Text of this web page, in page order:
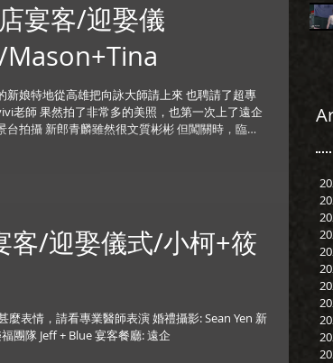
宴客/迎娶儀
Mason+Tina
新娘特地從高雄把向詠大師請上來 也聘請了超專
老師 果然拍了非常多的美照，也第一次上了遠企
台拍攝 新郎青麟雖然很文質彬彬 但闖關時，臨時
客/迎娶儀式/小柯+筱
娘秘書: Vanessa O Makeup Studio Mico Wen 婚禮錄影: 婚錄加樂福團隊 Jeff + Blue 宴客餐廳: 遠企